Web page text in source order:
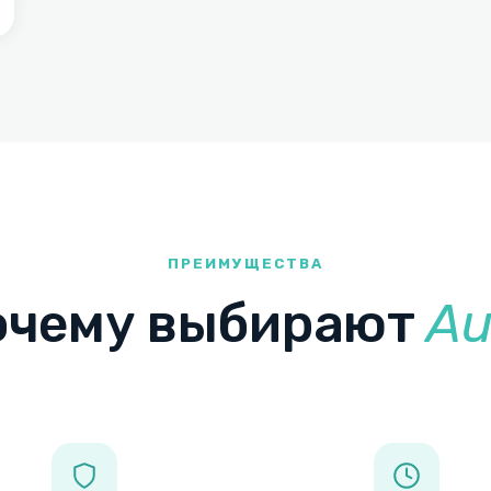
ПРЕИМУЩЕСТВА
выбирают